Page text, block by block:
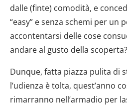
dalle (finte) comodità, e
“easy” e senza schemi per un
accontentarsi delle cose
andare al gusto della scoperta?
Dunque, fatta piazza pulita di
l’udienza è tolta, quest’anno
rimarranno nell’armadio per